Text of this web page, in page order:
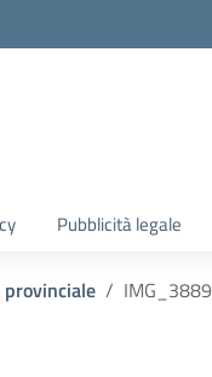
Pubblicità legale
provinciale IMG_3889